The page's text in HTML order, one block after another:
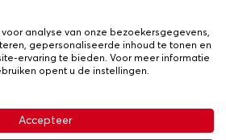
•Privacy- en cookiebeleid
analyse van onze bezoekersgegevens,
gepersonaliseerde inhoud te tonen en
ervaring te bieden. Voor meer informatie
opent u de instellingen.
Accepteer